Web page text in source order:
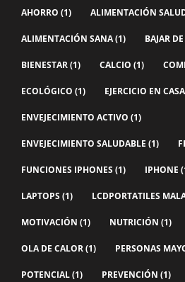
AHORRO (1) ALIMENTACIÓN
ALIMENTACIÓN SANA(1) BAJAR
BIENESTAR(1) CALCIO (1)
ECOLÓGICO (1) EJERCICIO EN CASA
ENVEJECIMIENTO ACTIVO (1)
ENVEJECIMIENTO SALUDABLE (1)
FUNCIONES IPHONES (1) IPHONE
LAPTOPS (1) LCDPORTATILES
MOTIVACIÓN (1) NUTRICIÓN (1)
OLA DE CALOR(1) PERSONAS
POTENCIAL(1) PREVENCIÓN (1)